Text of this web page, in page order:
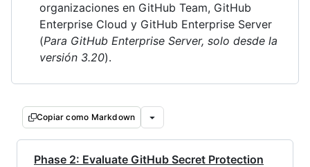
organizaciones en GitHub Team, GitHub
Enterprise Cloud y GitHub Enterprise Server
(Para GitHub Enterprise Server, solo desde la
versión 3.20).
Copiar como Markdown
Phase 2: Evaluate GitHub Secret Protection